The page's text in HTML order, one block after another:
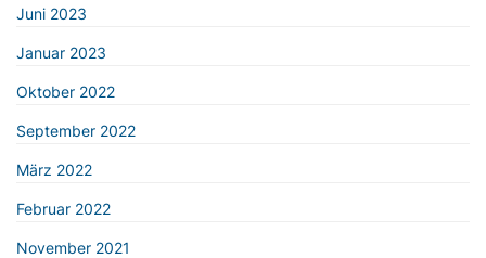
Juni 2023
Januar 2023
Oktober 2022
September 2022
März 2022
Februar 2022
November 2021